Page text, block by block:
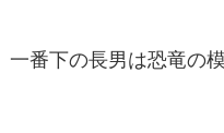
一番下の長男は恐竜の